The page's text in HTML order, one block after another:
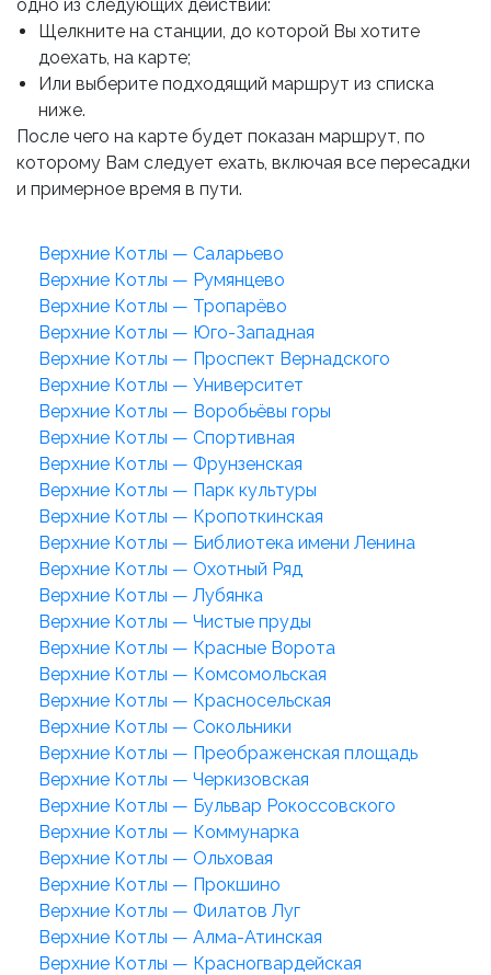
одно из следующих действий:
Щелкните на станции, до которой Вы хотите
доехать, на карте;
Или выберите подходящий маршрут из списка
ниже.
После чего на карте будет показан маршрут, по
которому Вам следует ехать, включая все пересадки
и примерное время в пути.
Верхние Котлы — Саларьево
Верхние Котлы — Румянцево
Верхние Котлы — Тропарёво
Верхние Котлы — Юго-Западная
Верхние Котлы — Проспект Вернадского
Верхние Котлы — Университет
Верхние Котлы — Воробьёвы горы
Верхние Котлы — Спортивная
Верхние Котлы — Фрунзенская
Верхние Котлы — Парк культуры
Верхние Котлы — Кропоткинская
Верхние Котлы — Библиотека имени Ленина
Верхние Котлы — Охотный Ряд
Верхние Котлы — Лубянка
Верхние Котлы — Чистые пруды
Верхние Котлы — Красные Ворота
Верхние Котлы — Комсомольская
Верхние Котлы — Красносельская
Верхние Котлы — Сокольники
Верхние Котлы — Преображенская площадь
Верхние Котлы — Черкизовская
Верхние Котлы — Бульвар Рокоссовского
Верхние Котлы — Коммунарка
Верхние Котлы — Ольховая
Верхние Котлы — Прокшино
Верхние Котлы — Филатов Луг
Верхние Котлы — Алма-Атинская
Верхние Котлы — Красногвардейская